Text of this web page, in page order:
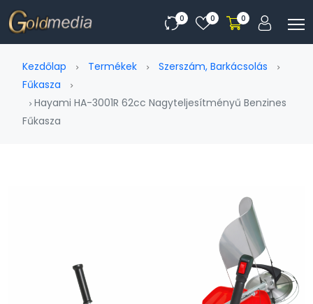
0 0 0
Kezdőlap Termékek
Szerszám, Barkácsolás
Fűkasza
Hayami HA-3001R 62cc Nagyteljesítményű Benzines
Fűkasza